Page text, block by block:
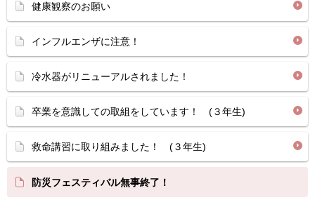
健康観察のお願い
インフルエンザに注意！
冷水器がリニューアルされました！
卒業を意識しての取組をしています！ (３年生)
救命講習に取り組みました！ (３年生)
防災フェスティバル無事終了！